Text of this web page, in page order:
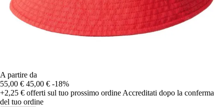
A partire da
55,00 € 45,00 € -18%
+2,25 € offerti sul tuo prossimo ordine Accreditati dopo la conferma
del tuo ordine